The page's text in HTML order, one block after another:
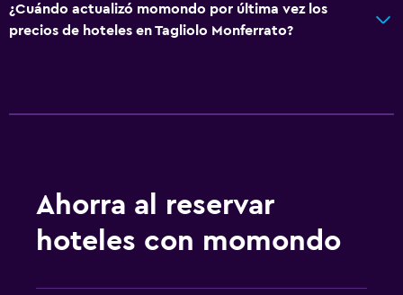
Vista a punto de interés
Servicio de habitaciones
Mostrador de información turística
¿Cuándo actualizó momondo por última vez los
precios de hoteles en Tagliolo Monferrato?
Ahorra al reservar
hoteles con momondo